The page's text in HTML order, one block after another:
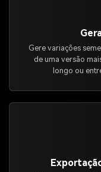
Gere variações
de uma versão
longo ou